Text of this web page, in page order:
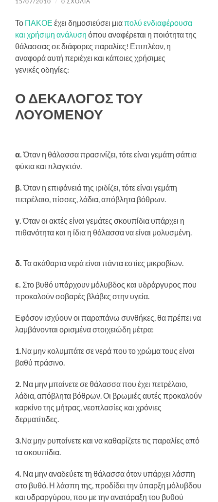
Το ΠΑΚΟΕ έχει δημοσιεύσει μιαπολύ ενδιαφέρουσα
και χρήσιμη ανάλυση όπου αναφέρεται η ποιότητα της
θάλασσας σε διάφορες παραλίες! Επιπλέον, η
αναφορά αυτή περιέχει και κάποιες χρήσιμες
γενικές οδηγίες:
Ο ΔΕΚΑΛΟΓΟΣ ΤΟΥ
ΛΟΥΟΜΕΝΟΥ
α.Όταν η θάλασσα πρασινίζει, τότε είναι γεμάτη σάπια
φύκια και πλαγκτόν.
β.Όταν η επιφάνειά της ιριδίζει, τότε είναι γεμάτη
πετρέλαιο, πίσσες, λάδια, απόβλητα βόθρων.
γ.Όταν οι ακτές είναι γεμάτες σκουπίδια υπάρχει η
πιθανότητα και η ίδια η θάλασσα να είναι μολυσμένη.
δ.Τα ακάθαρτα νερά είναι πάντα εστίες μικροβίων.
ε. Στο βυθό υπάρχουν μόλυβδος και υδράργυρος που
προκαλούν σοβαρές βλάβες στην υγεία.
Εφόσον ισχύουν οι παραπάνω συνθήκες, θα πρέπει να
λαμβάνονται ορισμένα στοιχειώδη μέτρα:
1.Να μην κολυμπάτε σε νερά που το χρώμα τους είναι
βαθύ πράσινο.
2. Να μην μπαίνετε σε θάλασσα που έχει πετρέλαιο,
λάδια, απόβλητα βόθρων. Οι βρωμιές αυτές προκαλούν
καρκίνο της μήτρας, νεοπλασίες και χρόνιες
δερματίτιδες.
3.Να μην ρυπαίνετε και να καθαρίζετε τις παραλίες από
τα σκουπίδια.
4. Να μην αναδεύετε τη θάλασσα όταν υπάρχει λάσπη
στο βυθό. Η λάσπη της, προδίδει την ύπαρξη μόλυβδου
και υδραργύρου, που με την ανατάραξη του βυθού